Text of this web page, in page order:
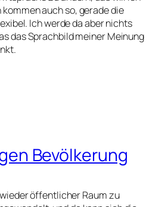
auch so, gerade die
Ich werde da aber nichts
das Sprachbild meiner Meinung
Bevölkerung
öffentlicher Raum zu